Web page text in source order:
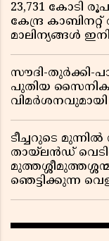
23,731 കോടി
കേന്ദ്ര
മാലിന്യങ്ങൾ
സൗദി-തുർക്കി-
പുതിയ സൈനിക
ടീച്ചറുടെ
തായ്‌ലൻഡ്
ഞെട്ടിക്കുന്ന